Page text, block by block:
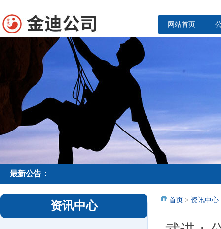
网站首页
最新公告：
资讯中心 首页 > 资讯中心